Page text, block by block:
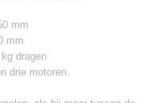
mm
mm
dragen
drie motoren.